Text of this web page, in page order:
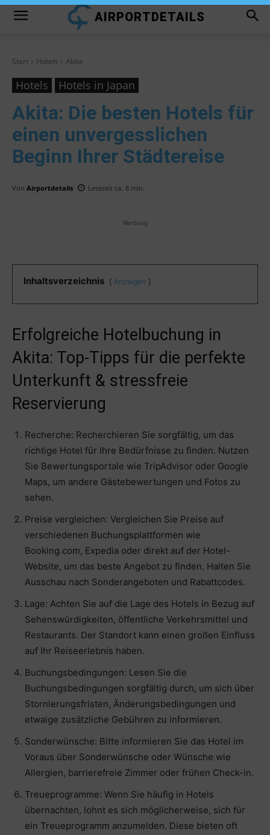
AIRPORTDETAILS
Start Hotels Akita
Hotels Hotels in Japan
Akita: Die besten Hotels für
einen unvergesslichen
Beginn Ihrer Städtereise
Von Airportdetails Lesezeit ca. 8 min.
Werbung
Inhaltsverzeichnis Anzeigen
Erfolgreiche Hotelbuchung in
Akita: Top-Tipps für die perfekte
Unterkunft & stressfreie
Reservierung
Recherche: Recherchieren Sie sorgfältig, um das
richtige Hotel für Ihre Bedürfnisse zu finden. Nutzen
Sie Bewertungsportale wie TripAdvisor oder Google
Maps, um andere Gästebewertungen und Fotos zu
sehen.
Preise vergleichen: Vergleichen Sie Preise auf
verschiedenen Buchungsplattformen wie
Booking.com, Expedia oder direkt auf der Hotel-
Website, um das beste Angebot zu finden. Halten Sie
Ausschau nach Sonderangeboten und Rabattcodes.
Lage: Achten Sie auf die Lage des Hotels in Bezug auf
Sehenswürdigkeiten, öffentliche Verkehrsmittel und
Restaurants. Der Standort kann einen großen Einfluss
auf Ihr Reiseerlebnis haben.
Buchungsbedingungen: Lesen Sie die
Buchungsbedingungen sorgfältig durch, um sich über
Stornierungsfristen, Änderungsbedingungen und
etwaige zusätzliche Gebühren zu informieren.
Sonderwünsche: Bitte informieren Sie das Hotel im
Voraus über Sonderwünsche oder Wünsche wie
Allergien, barrierefreie Zimmer oder frühen Check-in.
Treueprogramme: Wenn Sie häufig in Hotels
übernachten, lohnt es sich möglicherweise, sich für
ein Treueprogramm anzumelden. Diese bieten oft